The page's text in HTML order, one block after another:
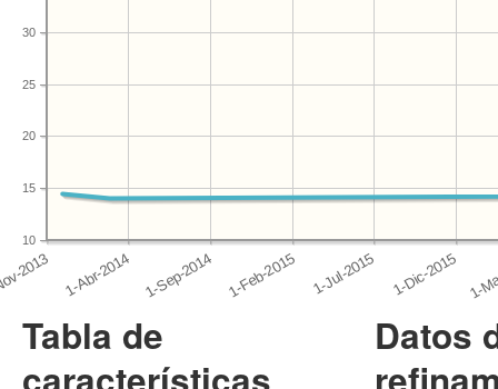
10
15
20
25
30
Tabla de
Datos